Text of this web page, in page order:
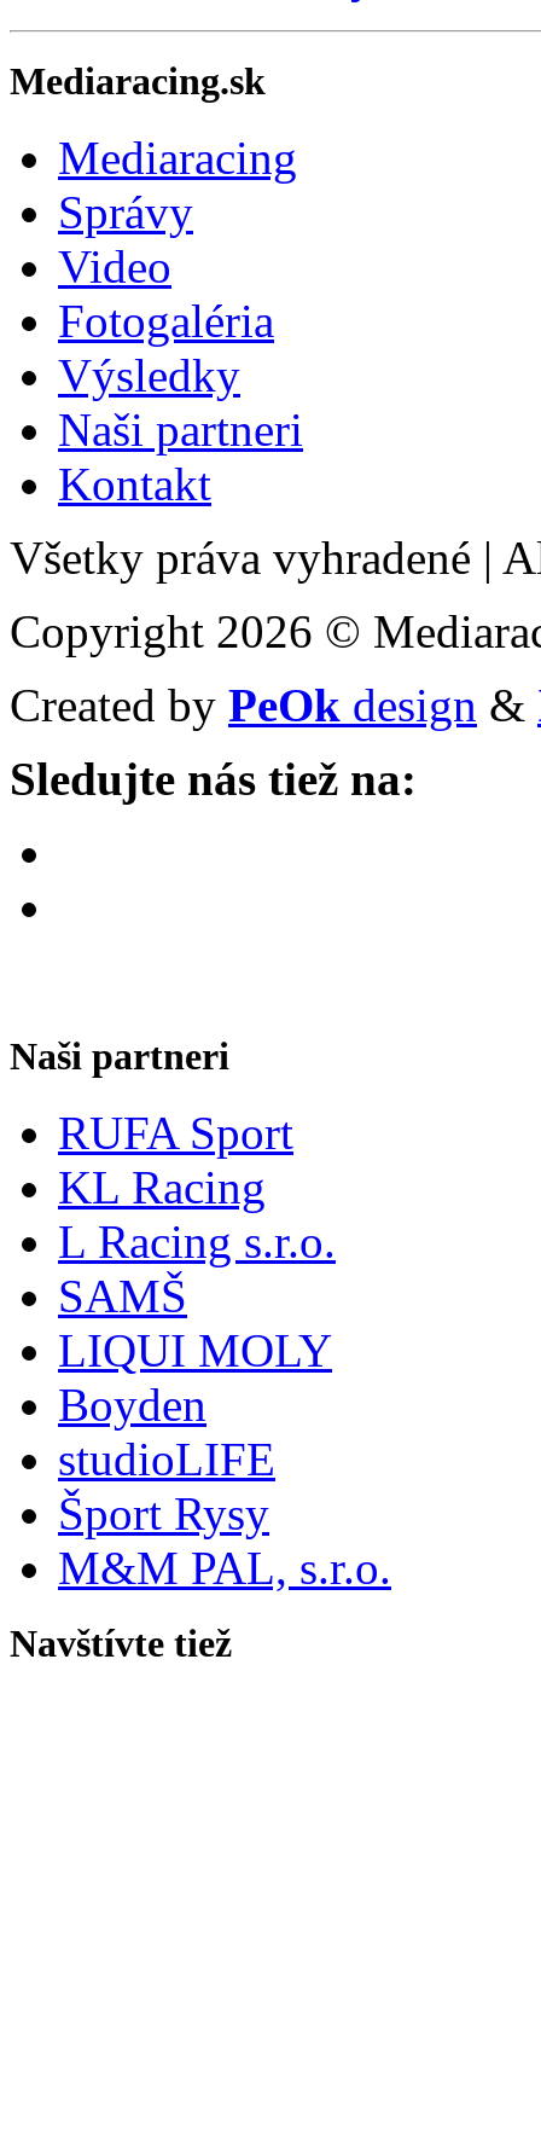
Mediaracing.sk
Mediaracing
Správy
Video
Fotogaléria
Výsledky
Naši partneri
Kontakt
Všetky práva vyhradené |
Copyright 2026 ©
Created by PeOk design &
Sledujte nás tiež na:
Naši partneri
RUFA Sport
KL Racing
L Racing s.r.o.
SAMŠ
LIQUI MOLY
Boyden
studioLIFE
Šport Rysy
M&M PAL, s.r.o.
Navštívte tiež